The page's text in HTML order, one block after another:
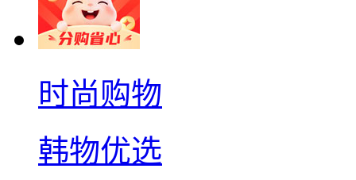
时尚购物
韩物优选